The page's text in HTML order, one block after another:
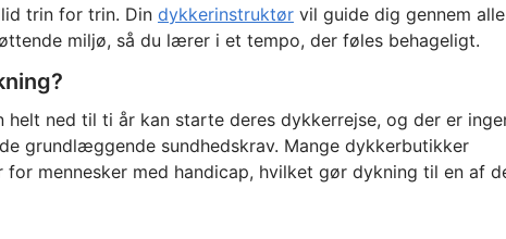
trin for trin. Din dykkerinstruktørvil guide dig gennem alle
miljø, så du lærer i et tempo, der føles behageligt.
ned til ti år kan starte deres dykkerrejse, og der er
grundlæggende sundhedskrav. Mange dykkerbutikker
mennesker med handicap, hvilket gør dykning til en af